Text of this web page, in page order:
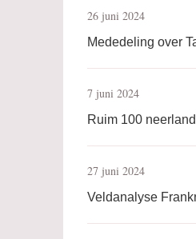
26 juni 2024
Mededeling over
7 juni 2024
Ruim 100
27 juni 2024
Veldanalyse